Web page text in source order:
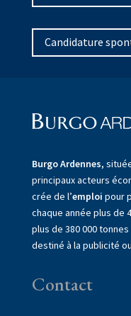
Candidature
Burgo Ardennes,
principaux acteurs
crée de l’emploi pour
chaque année plus de
plus de 380 000 tonnes
destiné à la publicité
Contact